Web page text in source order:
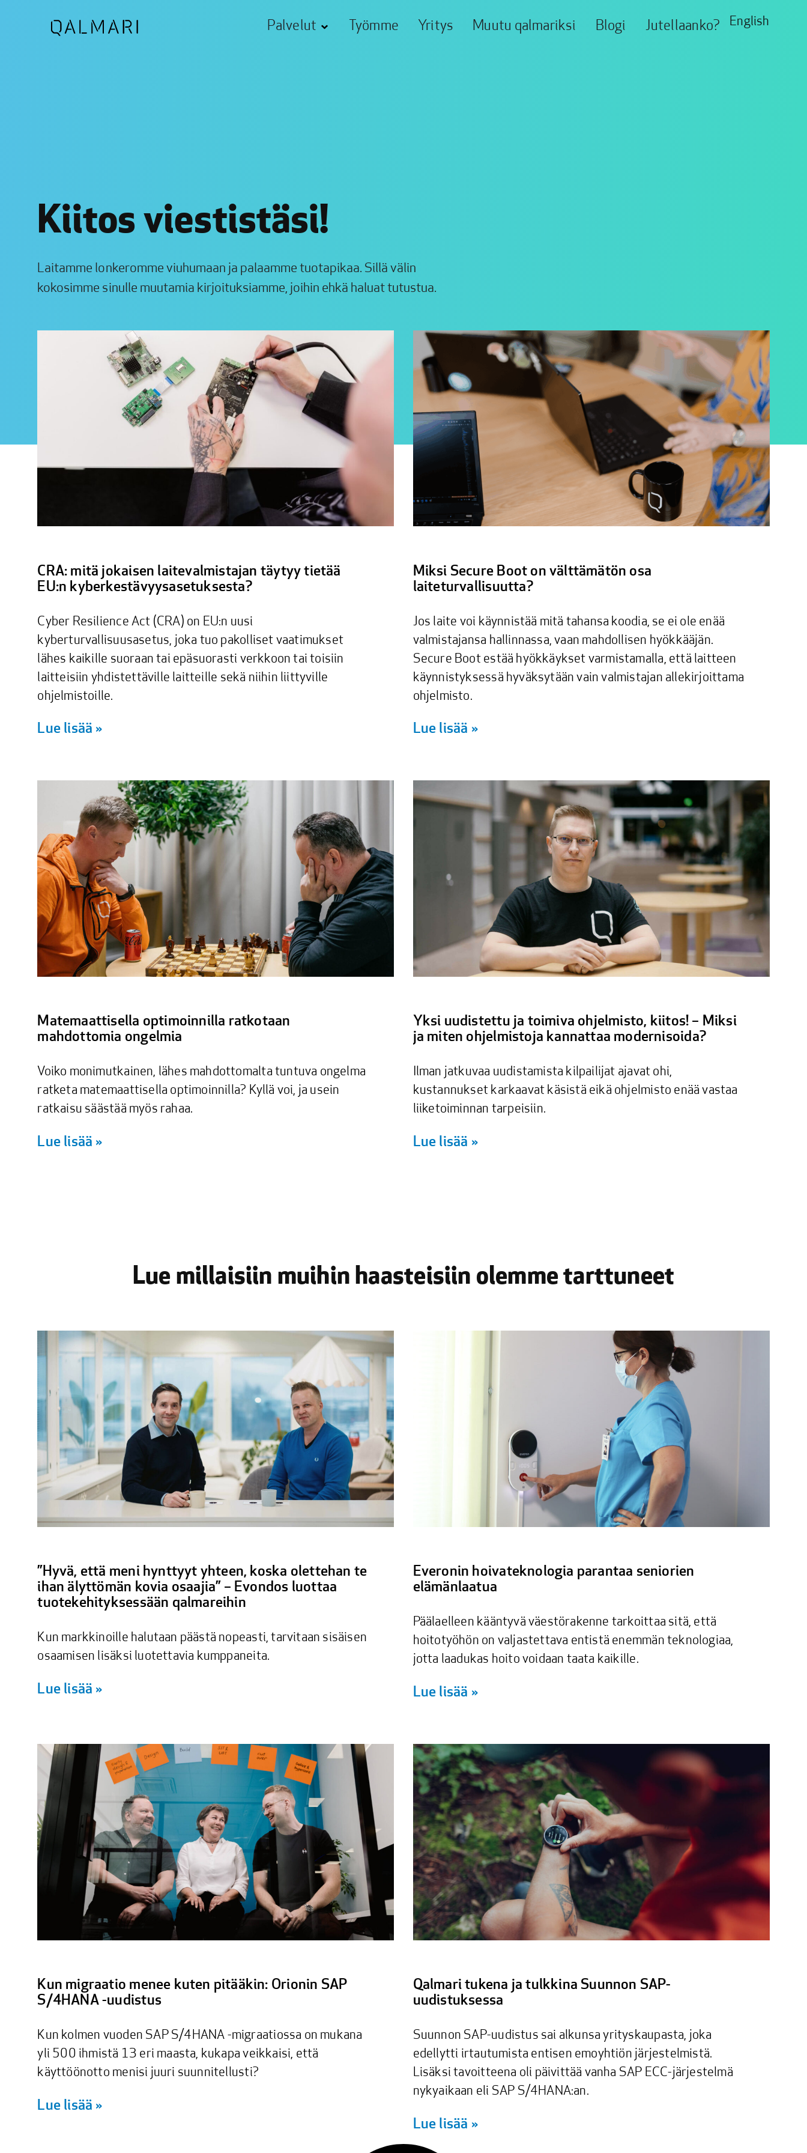
Palvelut Työmme Yritys Muutu qalmariksi Blogi Jutellaanko? English
Kiitos viestistäsi!
Laitamme lonkeromme viuhumaan ja palaamme tuotapikaa. Sillä välin
kokosimme sinulle muutamia kirjoituksiamme, joihin ehkä haluat tutustua.
CRA: mitä jokaisen laitevalmistajan täytyy tietää
EU:n kyberkestävyys­asetuksesta?
Cyber Resilience Act (CRA) on EU:n uusi
kyberturvallisuusasetus, joka tuo pakolliset vaatimukset
lähes kaikille suoraan tai epäsuorasti verkkoon tai toisiin
laitteisiin yhdistettäville laitteille sekä niihin liittyville
ohjelmistoille.
Lue lisää »
Miksi Secure Boot on välttämätön osa
laiteturvallisuutta?
Jos laite voi käynnistää mitä tahansa koodia, se ei ole enää
valmistajansa hallinnassa, vaan mahdollisen hyökkääjän.
Secure Boot estää hyökkäykset varmistamalla, että laitteen
käynnistyksessä hyväksytään vain valmistajan allekirjoittama
ohjelmisto.
Lue lisää »
Matemaattisella optimoinnilla ratkotaan
mahdottomia ongelmia
Voiko monimutkainen, lähes mahdottomalta tuntuva ongelma
ratketa matemaattisella optimoinnilla? Kyllä voi, ja usein
ratkaisu säästää myös rahaa.
Lue lisää »
Yksi uudistettu ja toimiva ohjelmisto, kiitos! – Miksi
ja miten ohjelmistoja kannattaa modernisoida?
Ilman jatkuvaa uudistamista kilpailijat ajavat ohi,
kustannukset karkaavat käsistä eikä ohjelmisto enää vastaa
liiketoiminnan tarpeisiin.
Lue lisää »
Lue millaisiin muihin haasteisiin olemme tarttuneet
”Hyvä, että meni hynttyyt yhteen, koska olettehan te
ihan älyttömän kovia osaajia” – Evondos luottaa
tuotekehityksessään qalmareihin
Kun markkinoille halutaan päästä nopeasti, tarvitaan sisäisen
osaamisen lisäksi luotettavia kumppaneita.
Lue lisää »
Everonin hoivateknologia parantaa seniorien
elämänlaatua
Päälaelleen kääntyvä väestörakenne tarkoittaa sitä, että
hoitotyöhön on valjastettava entistä enemmän teknologiaa,
jotta laadukas hoito voidaan taata kaikille.
Lue lisää »
Kun migraatio menee kuten pitääkin: Orionin SAP
S/4HANA -uudistus
Kun kolmen vuoden SAP S/4HANA -migraatiossa on mukana
yli 500 ihmistä 13 eri maasta, kukapa veikkaisi, että
käyttöönotto menisi juuri suunnitellusti?
Lue lisää »
Qalmari tukena ja tulkkina Suunnon SAP-
uudistuksessa
Suunnon SAP-uudistus sai alkunsa yrityskaupasta, joka
edellytti irtautumista entisen emoyhtiön järjestelmistä.
Lisäksi tavoitteena oli päivittää vanha SAP ECC-järjestelmä
nykyaikaan eli SAP S/4HANA:an.
Lue lisää »